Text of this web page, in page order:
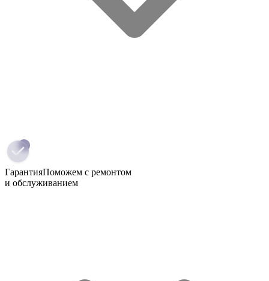
ГарантияПоможем с ремонтом
и обслуживанием